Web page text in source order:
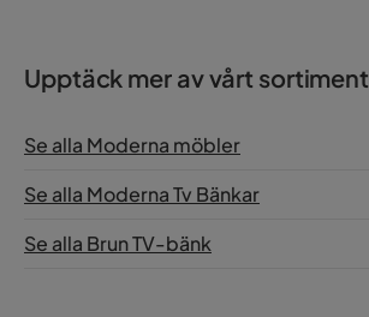
Upptäck mer av vårt sortiment
Se alla Moderna möbler
Se alla Moderna Tv Bänkar
Se alla Brun TV-bänk